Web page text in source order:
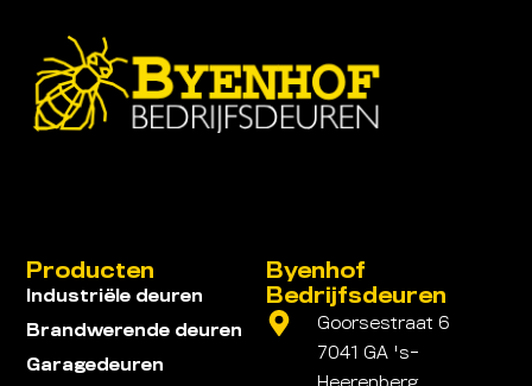
Byenhof
Bedrijfsdeuren
Goorsestraat 6
7041 GA 's-
Producten
Industriële deuren
Brandwerende deuren
Garagedeuren